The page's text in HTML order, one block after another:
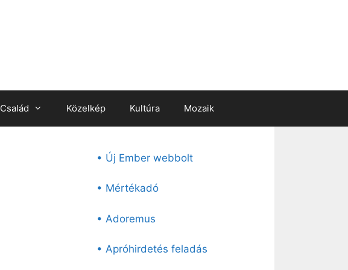
Család Közelkép Kultúra Mozaik
• Új Ember webbolt
• Mértékadó
• Adoremus
• Apróhirdetés feladás